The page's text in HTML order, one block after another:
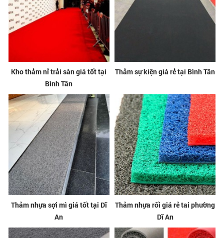
Kho thảm nỉ trải sàn giá tốt tại
Bình Tân
Thảm sự kiện giá rẻ tại Bình Tân
Thảm nhựa sợi mì giá tốt tại Dĩ
An
Thảm nhựa rối giá rẻ tai phường
Dĩ An